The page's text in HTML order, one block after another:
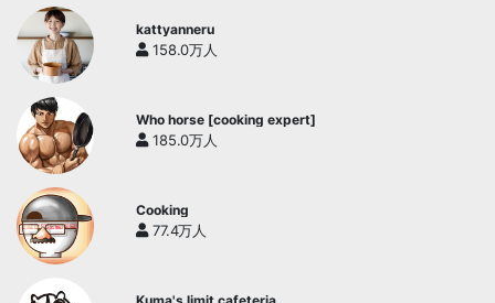
kattyanneru
158.0万人
Who horse [cooking expert]
185.0万人
Cooking
77.4万人